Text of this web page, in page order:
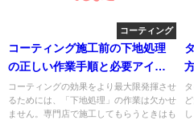
コーティング
コーティング施工前の下地処理
の正しい作業手順と必要アイテ
ム
コーティングの効果をより最大限発揮させ
るためには、「下地処理」の作業は欠かせ
ません。専門店で施工してもらうときはも